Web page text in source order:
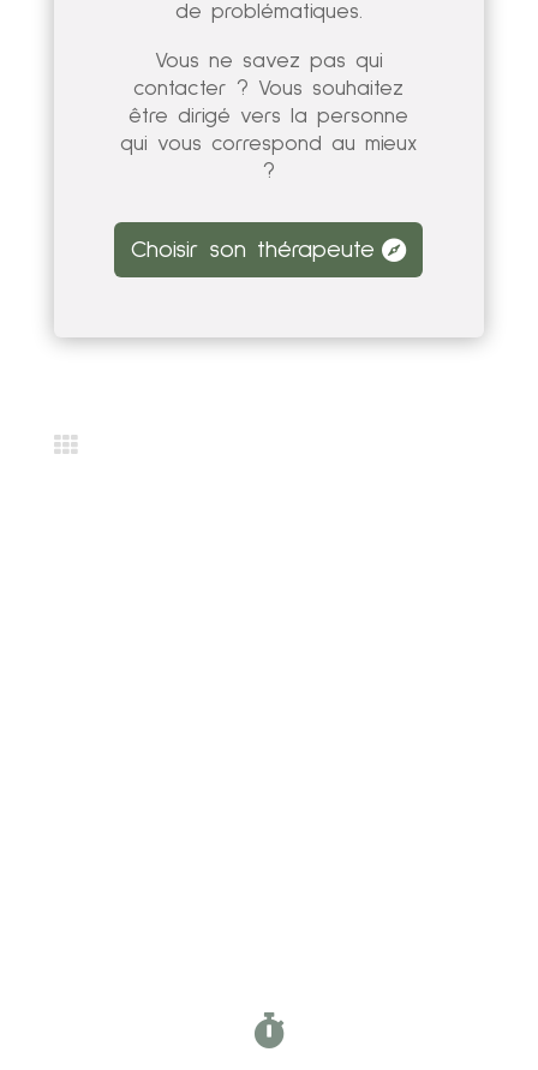
de problématiques.
Vous ne savez pas qui
contacter ? Vous souhaitez
être dirigé vers la personne
qui vous correspond au mieux
?
Choisir son thérapeute
